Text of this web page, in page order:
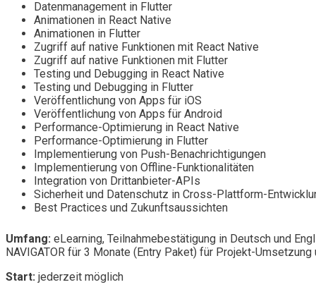
Datenmanagement in Flutter
Animationen in React Native
Animationen in Flutter
Zugriff auf native Funktionen mit React Native
Zugriff auf native Funktionen mit Flutter
Testing und Debugging in React Native
Testing und Debugging in Flutter
Veröffentlichung von Apps für iOS
Veröffentlichung von Apps für Android
Performance-Optimierung in React Native
Performance-Optimierung in Flutter
Implementierung von Push-Benachrichtigungen
Implementierung von Offline-Funktionalitäten
Integration von Drittanbieter-APIs
Sicherheit und Datenschutz in Cross-Plattform-
Best Practices und Zukunftsaussichten
Umfang: eLearning, Teilnahmebestätigung in Deutsch und
NAVIGATOR für 3 Monate (Entry Paket) für Projekt-
Start: jederzeit möglich